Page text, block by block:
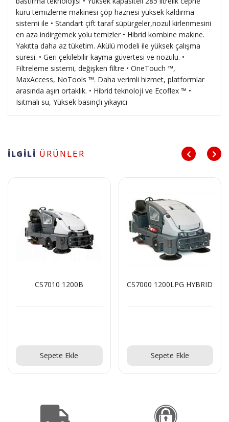
kuru temizleme makinesi çöp haznesi yüksek kaldırma
sistemi ile • Standart çift taraf süpürgeler,nozul kirlenmesini
en aza indirgemek yolu temizler • Hibrid kombine makine.
Yakıtta daha az tüketim. Akülü modeli ile yüksek çalışma
süresi. • Geri çekilebilir kayma güvertesi ve nozulu. •
Filtreleme sistemi, değişken filtre • OneTouch ™,
MaxAccess, NoTools ™. Daha verimli hizmet, platformlar
arasında aşırı ortaklık. • Hibrid teknoloji ve Ecoflex ™ •
Isıtmalı su, Yüksek basınçlı yıkayıcı
İLGİLİ ÜRÜNLER
CS7010 1200B
Sepete Ekle
CS7000 1200LPG HYBRID
Sepete Ekle